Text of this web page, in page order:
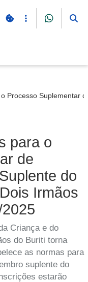
Processo Suplementar
para o
de
do
Irmãos
Criança e do
do Buriti torna
as normas para
suplente do
estarão